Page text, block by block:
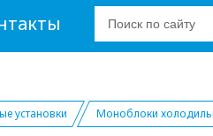
установки Моноблоки